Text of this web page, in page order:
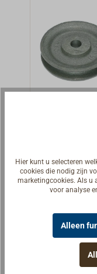
kleine
rand,
de
en in het blok
verbeterd
f voor de
klassieke
jachtblokken
grijs gietijzer.
Zware rol
bijpassende
staalkabel.
Van€ 21,90
Hier kunt u selecteren
cookies die nodig zijn
marketingcookies. Als u
voor analyse
Alleen